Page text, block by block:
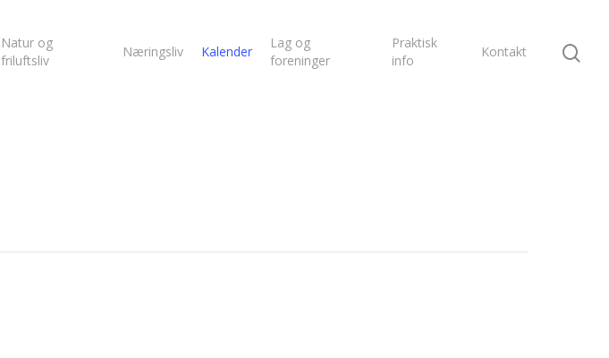
Natur og
friluftsliv
Næringsliv Kalender
Lag og
foreninger
Praktisk
info
Kontakt